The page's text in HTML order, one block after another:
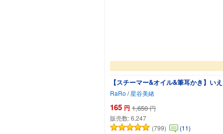
【スチーマー&オイル&筆耳かき】い
RaRo /星谷美緒
165 円 1,650 円
販売数:6,247
(799)
(11)